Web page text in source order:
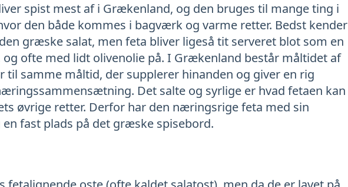
spist mest af i Grækenland, og den bruges til mange ting i
den både kommes i bagværk og varme retter. Bedst kender
græske salat, men feta bliver ligeså tit serveret blot som en
og ofte med lidt olivenolie på. I Grækenland består måltidet af
til samme måltid, der supplerer hinanden og giver en rig
Det salte og syrlige er hvad fetaen kan
øvrige retter. Derfor har den næringsrige feta med sin
fast plads på det græske spisebord.